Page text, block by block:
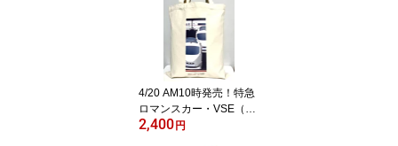
4/20 AM10時発売！特急
ロマンスカー・VSE（50
000形）コットントート
2,400 円